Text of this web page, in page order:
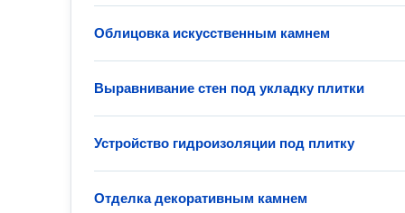
Облицовка искусственным камнем
Выравнивание стен под укладку плитки
Устройство гидроизоляции под плитку
Отделка декоративным камнем